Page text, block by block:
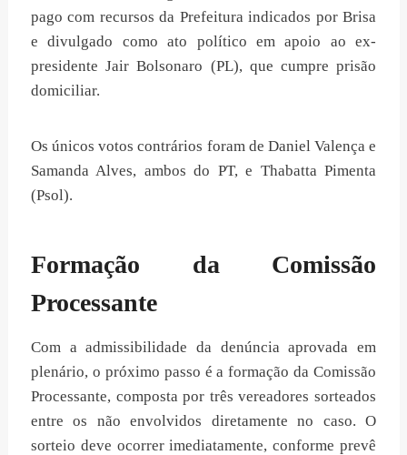
pago com recursos da Prefeitura indicados por Brisa
e divulgado como ato político em apoio ao ex-
presidente Jair Bolsonaro (PL), que cumpre prisão
domiciliar.
Os únicos votos contrários foram de Daniel Valença e
Samanda Alves, ambos do PT, e Thabatta Pimenta
(Psol).
Formação da Comissão
Processante
Com a admissibilidade da denúncia aprovada em
plenário, o próximo passo é a formação da Comissão
Processante, composta por três vereadores sorteados
entre os não envolvidos diretamente no caso. O
sorteio deve ocorrer imediatamente, conforme prevê